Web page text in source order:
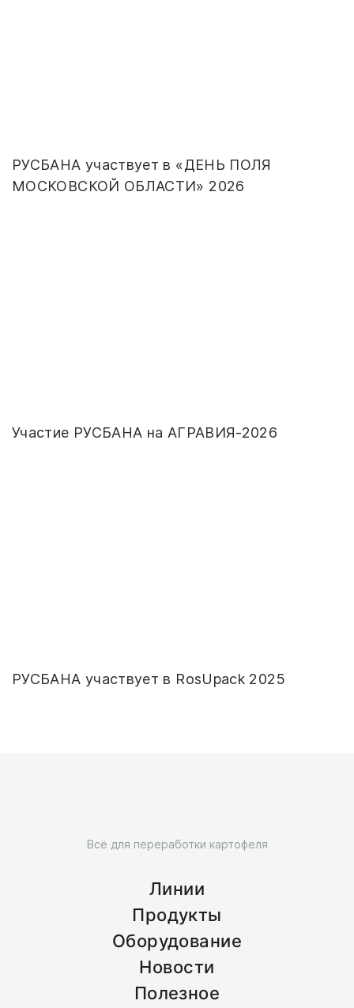
РУСБАНА участвует в «ДЕНЬ ПОЛЯ
МОСКОВСКОЙ ОБЛАСТИ» 2026
Участие РУСБАНА на АГРАВИЯ-2026
РУСБАНА участвует в RosUpack 2025
Всё для переработки картофеля
Линии
Продукты
Оборудование
Новости
Полезное